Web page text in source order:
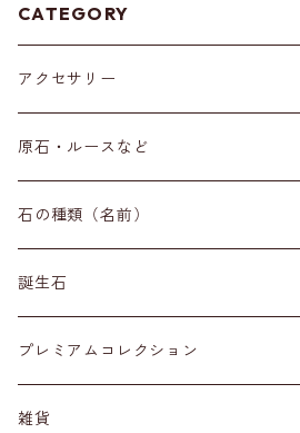
CATEGORY
アクセサリー
ブレスレット
イヤリング・ピアス
ネックレス・ペンダントトップ
リング
材質
原石・ルースなど
原石
丸玉
標本
磨き石
石の種類（名前）
ア行
アイオライト
アクアマリン
カ行
カーネリアン
サ行
誕生石
１月
２月
プレミアムコレクション
雑貨